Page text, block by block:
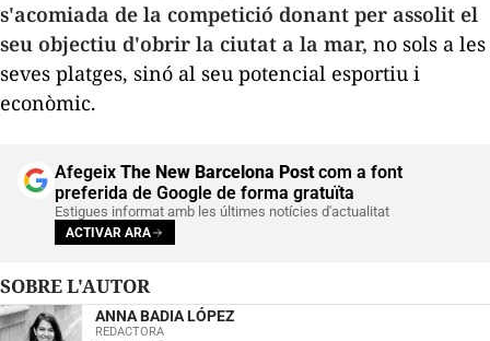
s'acomiada de la competició donant per assolit el
seu objectiu d'obrir la ciutat a la mar, no sols a les
seves platges, sinó al seu potencial esportiu i
econòmic.
Afegeix The New Barcelona Postcom a font
preferida de Google de forma gratuïta
Estigues informat amb les últimes notícies d'actualitat
ACTIVAR ARA
SOBRE L'AUTOR
ANNA BADIA LÓPEZ
REDACTORA